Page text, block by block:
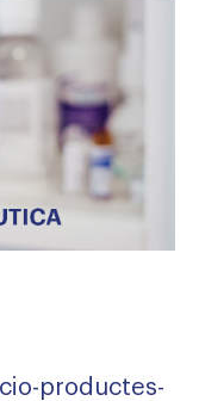
productes-